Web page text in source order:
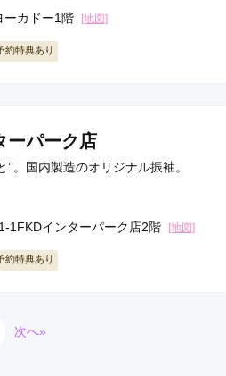
ーカドー1階
[地図]
約特典あり
パーク店
。国内製造のオリジナル振袖。
1FKDインターパーク店2階
[地図]
約特典あり
次へ»